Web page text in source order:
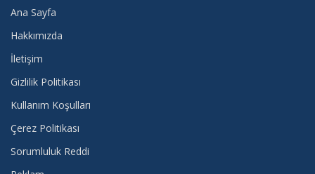
Ana Sayfa
Hakkımızda
İletişim
Gizlilik Politikası
Kullanım Koşulları
Çerez Politikası
Sorumluluk Reddi